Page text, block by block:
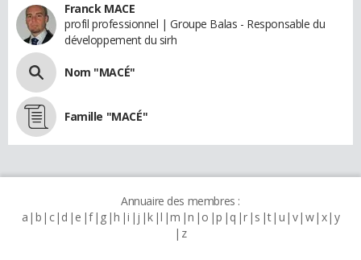
Franck MACE
profil professionnel | Groupe Balas - Responsable du
développement du sirh
Nom "MACÉ"
Famille "MACÉ"
Annuaire des membres :
a b c d e f g h i j k l m n o p q r s t u v w x y
z